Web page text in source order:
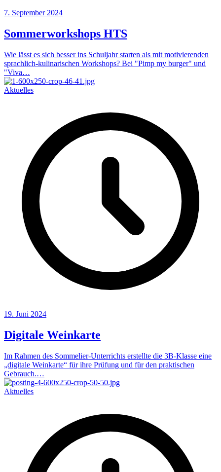
7. September 2024
Sommerworkshops HTS
Wie lässt es sich besser ins Schuljahr starten als mit motivierenden
sprachlich-kulinarischen Workshops? Bei "Pimp my burger" und
"Viva…
Aktuelles
19. Juni 2024
Digitale Weinkarte
Im Rahmen des Sommelier-Unterrichts erstellte die 3B-Klasse eine
„digitale Weinkarte“ für ihre Prüfung und für den praktischen
Gebrauch.…
Aktuelles